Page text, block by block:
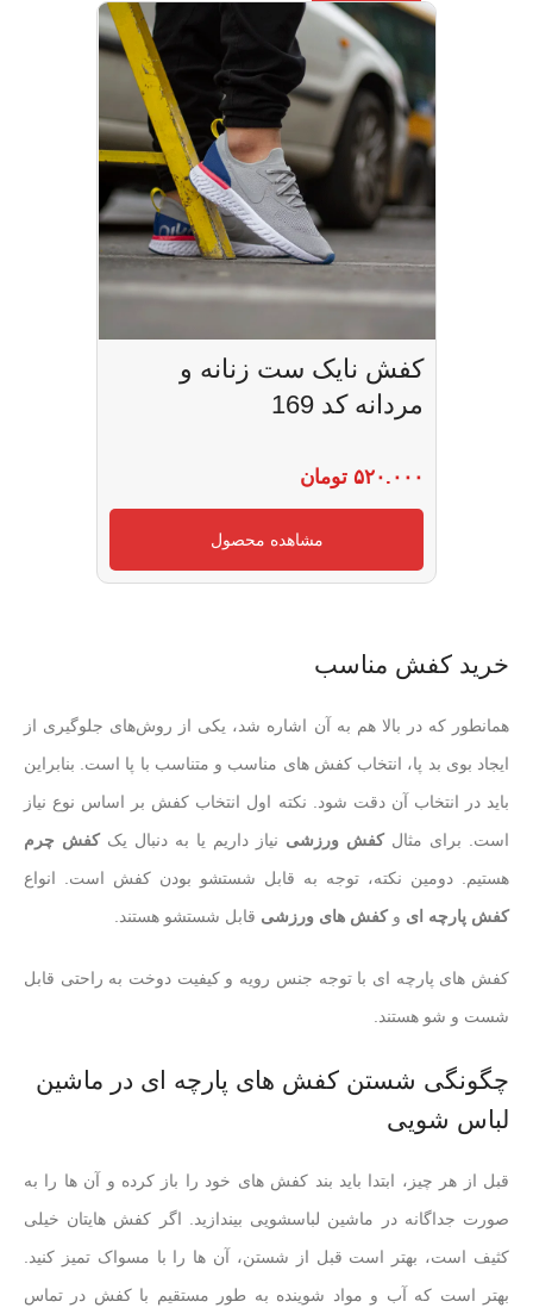
کفش نایک ست زنانه و
مردانه کد 169
۵۲۰.۰۰۰ تومان
مشاهده محصول
خرید کفش مناسب
همانطور که در بالا هم به آن اشاره شد، یکی از روش‌های جلوگیری از
ایجاد بوی بد پا، انتخاب کفش های مناسب و متناسب با پا است. بنابراین
باید در انتخاب آن دقت شود. نکته اول انتخاب کفش بر اساس نوع نیاز
است. برای مثالکفش ورزشی نیاز داریم یا به دنبال یککفش چرم
هستیم. دومین نکته، توجه به قابل شستشو بودن کفش است. انواع
کفش پارچه ای وکفش های ورزشی قابل شستشو هستند.
کفش های پارچه ای با توجه جنس رویه و کیفیت دوخت به راحتی قابل
شست و شو هستند.
چگونگی شستن کفش های پارچه ای در ماشین
لباس شویی
قبل از هر چیز، ابتدا باید بند کفش های خود را باز کرده و آن ها را به
صورت جداگانه در ماشین لباسشویی بیندازید. اگر کفش هایتان خیلی
کثیف است، بهتر است قبل از شستن، آن ها را با مسواک تمیز کنید.
بهتر است که آب و مواد شوینده به طور مستقیم با کفش در تماس